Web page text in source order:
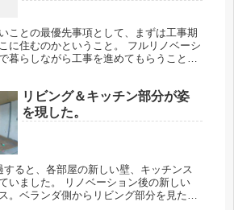
ことの最優先事項として、まずは工事期
に住むのかということ。 フルリノベーシ
暮らしながら工事を進めてもらうことが
リビング＆キッチン部分が姿
を現した。
すると、各部屋の新しい壁、キッチンス
いました。 リノベーション後の新しい
。ベランダ側からリビング部分を見た写